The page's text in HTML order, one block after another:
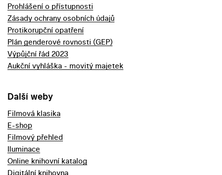
Prohlášení o přístupnosti
Zásady ochrany osobních údajů
Protikorupční opatření
Plán genderové rovnosti (GEP)
Výpůjční řád 2023
Aukční vyhláška - movitý majetek
Další weby
Filmová klasika
E-shop
Filmový přehled
Iluminace
Online knihovní katalog
Digitální knihovna